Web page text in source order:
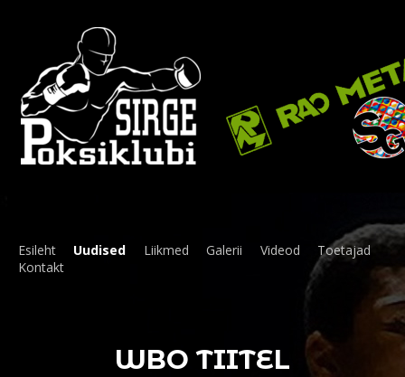
Esileht Uudised Liikmed Galerii Videod
Toetajad
Kontakt
WBO TIITEL